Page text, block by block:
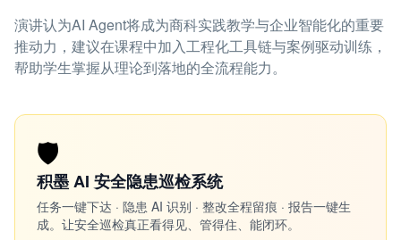
演讲认为AI Agent将成为商科实践教学与企业智能化的重要
推动力，建议在课程中加入工程化工具链与案例驱动训练，
帮助学生掌握从理论到落地的全流程能力。
🛡️
积墨 AI 安全隐患巡检系统
任务一键下达 · 隐患 AI 识别 · 整改全程留痕 · 报告一键生
成。让安全巡检真正看得见、管得住、能闭环。